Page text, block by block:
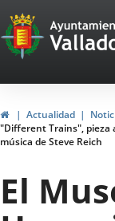
Portal
Web
del
de
HomeActualidad
"Different Trains", pieza
música de Steve Reich
El